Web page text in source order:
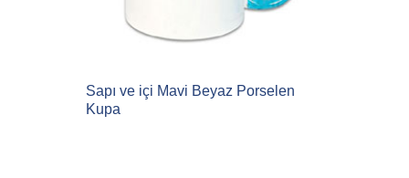
Sapı ve içi Mavi Beyaz Porselen
Kupa